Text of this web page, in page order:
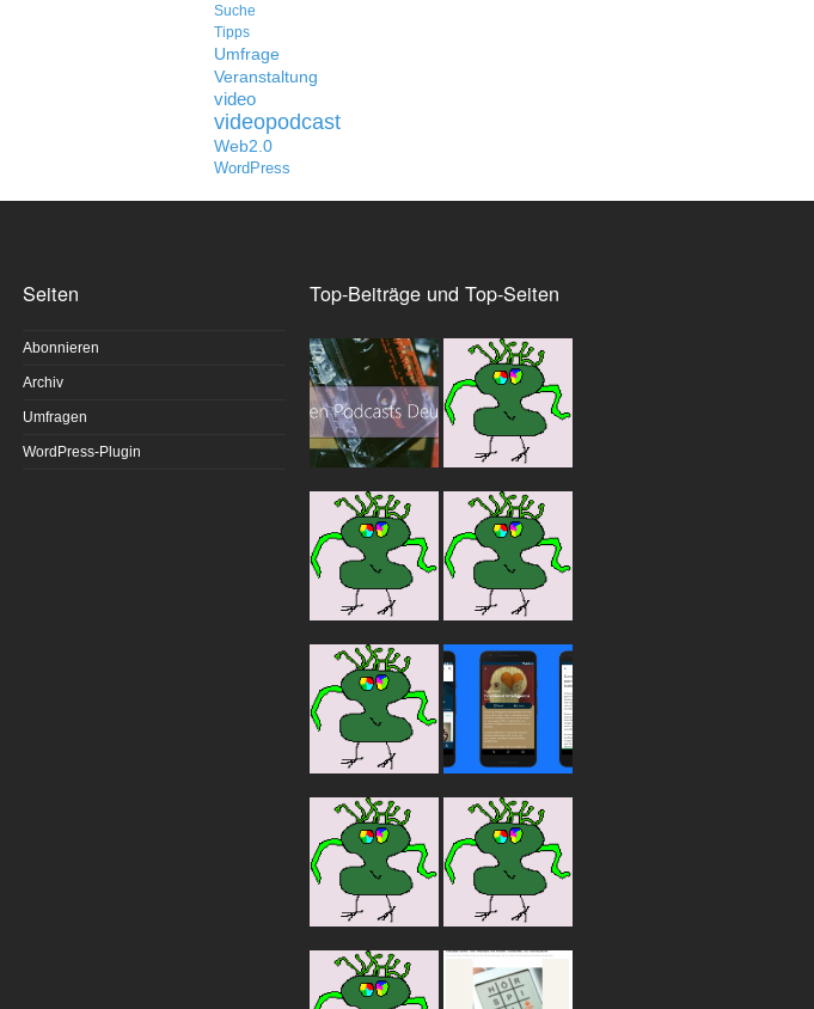
Suche
Tipps
Umfrage
Veranstaltung
video
videopodcast
Web2.0
WordPress
Seiten
Abonnieren
Archiv
Umfragen
WordPress-Plugin
Top-Beiträge und Top-Seiten